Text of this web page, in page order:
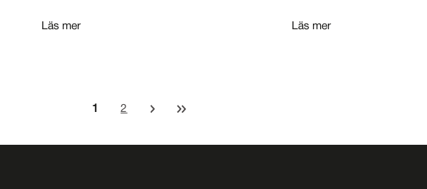
Läs mer Läs mer
Nuvarande sida
1 Sida
2 Nästa sidaSista sidan